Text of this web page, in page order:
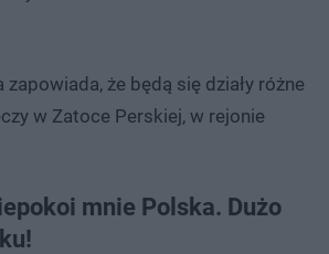
zapowiada, że będą się działy różne
w Zatoce Perskiej, w rejonie
mnie Polska. Dużo